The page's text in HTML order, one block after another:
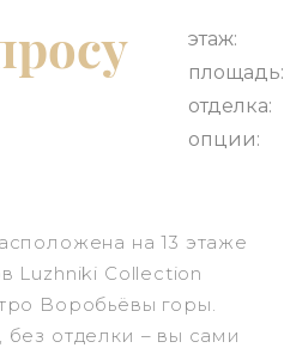
этаж:
площадь:
отделка:
опции:
на 13 этаже
Luzhniki Collection
Воробьёвы горы.
отделки – вы сами